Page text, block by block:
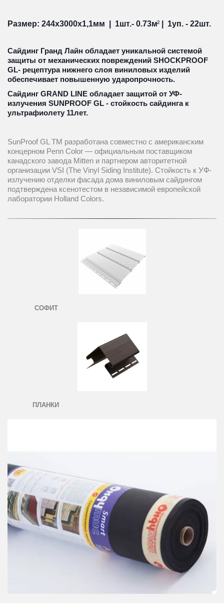
Размер: 244х3000х1,1мм  |  1шт.- 0.73м² |  1уп. - 22шт.
Сайдинг Гранд Лайн обладает уникальной системой
защиты от механических повреждений SHOCKPROOF
GL- рецептура нижнего слоя виниловых изделий
обеспечивает повышенную ударопрочность.
Сайдинг GRAND LINE обладает защитой от УФ-
излучения SUNPROOF GL - стойкость сайдинга к
ультрафиолету 11лет.
SunProof GL TM разработана совместно с американским
концерном Penn Color — официальным поставщиком
канадского завода Mitten и партнером авторитетной
организации VSI (The Vinyl Siding Institute). Стойкость к УФ-
излучению отделки фасада дома виниловым сайдингом
подтверждена ксенотестом в независимой европейской
лаборатории Holland Colors.
СОФИТ
ПЛАНКИ